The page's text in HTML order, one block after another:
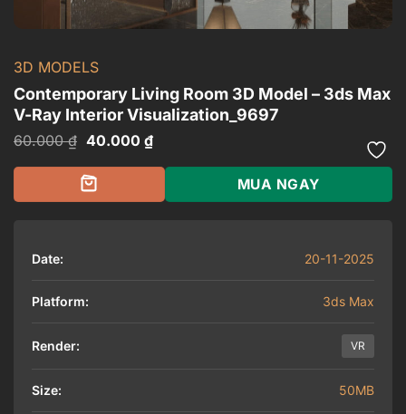
3D MODELS
Contemporary Living Room 3D Model – 3ds Max
V-Ray Interior Visualization_9697
60.000₫ Giá
là:
60.000 ₫.
40.000 ₫Giá
hiện
tại
40.000 ₫.
MUA NGAY
Date: 20-11-2025
Platform: 3ds Max
Render: VR
Size: 50MB